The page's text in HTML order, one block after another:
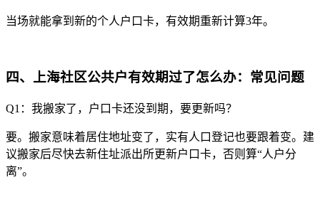
当场就能拿到新的个人户口卡，有效期重新计算3年。
四、上海社区公共户有效期过了怎么办：常见问题
Q1：我搬家了，户口卡还没到期，要更新吗？
要。搬家意味着居住地址变了，实有人口登记也要跟着变。建
议搬家后尽快去新住址派出所更新户口卡，否则算“人户分
离”。